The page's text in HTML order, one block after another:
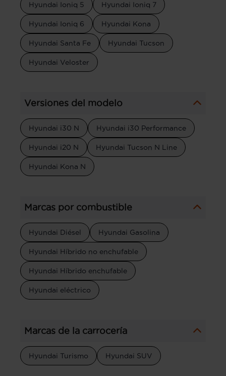
Hyundai Ioniq 5 Hyundai Ioniq 7
Hyundai Ioniq 6 Hyundai Kona
Hyundai Santa Fe Hyundai Tucson
Hyundai Veloster
Versiones del modelo
Hyundai i30 N Hyundai i30 Performance
Hyundai i20 N Hyundai Tucson N Line
Hyundai Kona N
Marcas por combustible
Hyundai Diésel Hyundai Gasolina
Hyundai Híbrido no enchufable
Hyundai Híbrido enchufable
Hyundai eléctrico
Marcas de la carrocería
Hyundai Turismo Hyundai SUV